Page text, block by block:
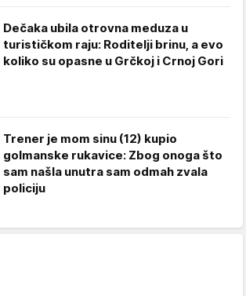
Dečaka ubila otrovna meduza u
turističkom raju: Roditelji brinu, a evo
koliko su opasne u Grčkoj i Crnoj Gori
Trener je mom sinu (12) kupio
golmanske rukavice: Zbog onoga što
sam našla unutra sam odmah zvala
policiju